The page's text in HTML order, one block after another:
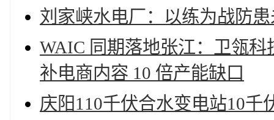
刘家峡水电厂：以练为战防患
WAIC 同期落地张江：卫瓴
补电商内容 10 倍产能缺口
庆阳110千伏合水变电站10千